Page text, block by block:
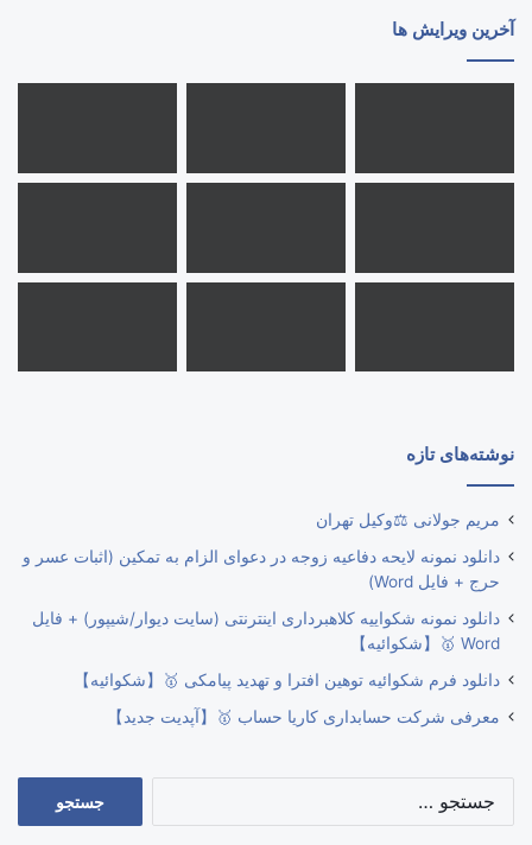
آخرین ویرایش ها
نوشته‌های تازه
مریم جولانی ⚖️وکیل تهران
دانلود نمونه لایحه دفاعیه زوجه در دعوای الزام به تمکین (اثبات عسر و
حرج + فایل Word)
دانلود نمونه شکواییه کلاهبرداری اینترنتی (سایت دیوار/شیپور) + فایل
Word 🥇【شکوائیه】
دانلود فرم شکوائیه توهین افترا و تهدید پیامکی 🥇【شکوائیه】
معرفی شرکت حسابداری کاریا حساب 🥇【آپدیت جدید】